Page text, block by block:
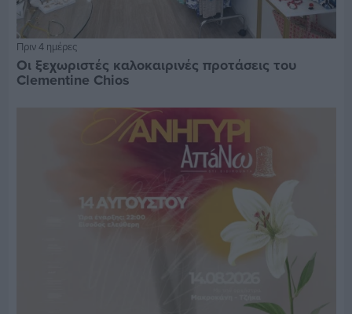
Πριν 4 ημέρες
Οι ξεχωριστές καλοκαιρινές προτάσεις του
Clementine Chios